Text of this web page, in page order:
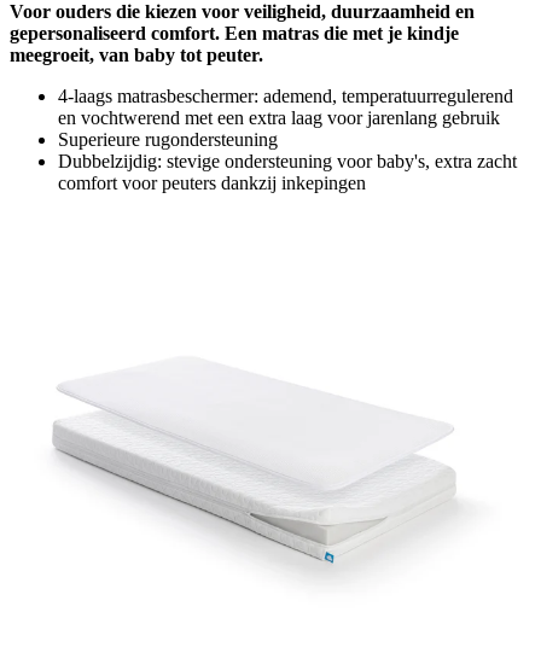
Voor ouders die kiezen voor veiligheid, duurzaamheid en
gepersonaliseerd comfort. Een matras die met je kindje
meegroeit, van baby tot peuter.
4-laags matrasbeschermer: ademend, temperatuurregulerend
en vochtwerend met een extra laag voor jarenlang gebruik
Superieure rugondersteuning
Dubbelzijdig: stevige ondersteuning voor baby's, extra zacht
comfort voor peuters dankzij inkepingen